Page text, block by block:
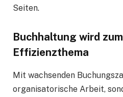
Seiten.
Buchhaltung wird
Effizienzthema
Mit wachsenden
organisatorische Arbeit,